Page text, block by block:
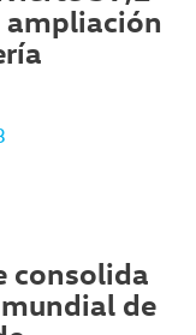
ampliación
consolida
de